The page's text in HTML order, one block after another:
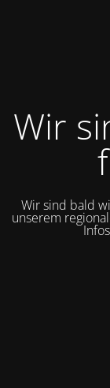
Wir
Wir sind bald
unserem